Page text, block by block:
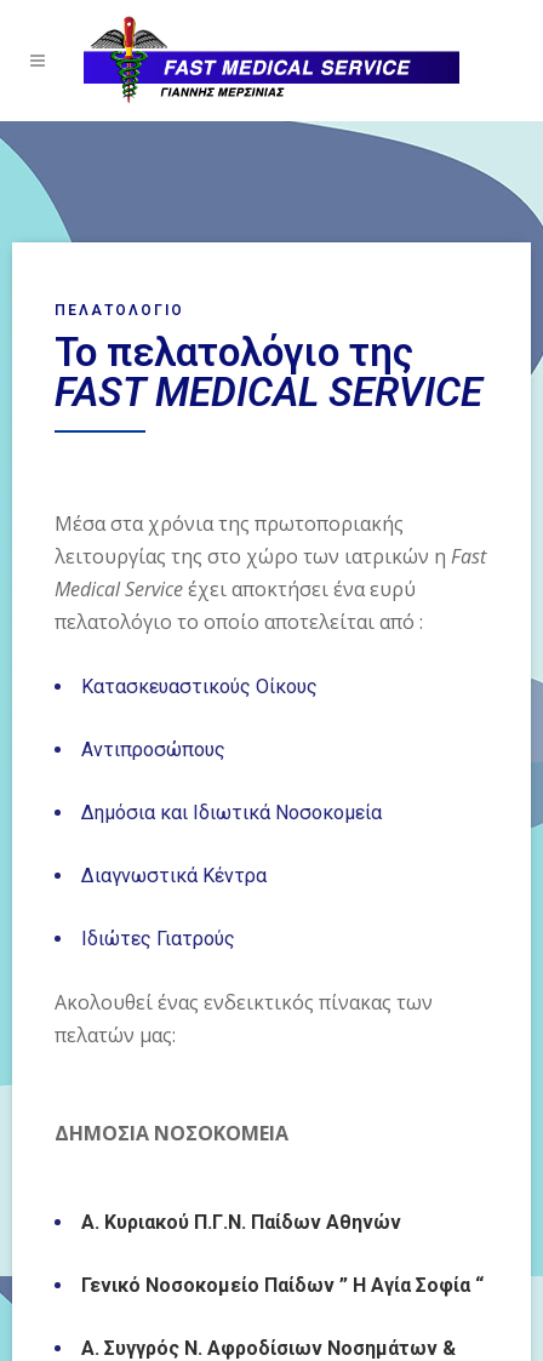
ΠΕΛΑΤΟΛΟΓΙΟ
Το πελατολόγιο της
FAST MEDICAL SERVICE
Μέσα στα χρόνια της πρωτοποριακής
λειτουργίας της στο χώρο των ιατρικών η Fast
Medical Serviceέχει αποκτήσει ένα ευρύ
πελατολόγιο το οποίο αποτελείται από :
Κατασκευαστικούς Οίκους
Αντιπροσώπους
Δημόσια και Iδιωτικά Νοσοκομεία
Διαγνωστικά Κέντρα
Ιδιώτες Γιατρούς
Ακολουθεί ένας ενδεικτικός πίνακας των
πελατών μας:
ΔΗΜΟΣΙΑ ΝΟΣΟΚΟΜΕΙΑ
Α. Κυριακού Π.Γ.Ν. Παίδων Αθηνών
Γενικό Νοσοκομείο Παίδων ” Η Αγία Σοφία “
Α. Συγγρός Ν. Αφροδίσιων Νοσημάτων &